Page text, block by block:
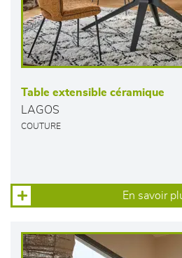
Table extensible céramique
LAGOS
COUTURE
En savoir